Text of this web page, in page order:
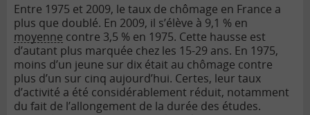
Entre 1975 et 2009, le taux de chômage en France a
plus que doublé. En 2009, il s’élève à 9,1 % en
moyenne contre 3,5 % en 1975. Cette hausse est
d’autant plus marquée chez les 15-29 ans. En 1975,
moins d’un jeune sur dix était au chômage contre
plus d’un sur cinq aujourd’hui. Certes, leur taux
d’activité a été considérablement réduit, notamment
du fait de l’allongement de la durée des études.